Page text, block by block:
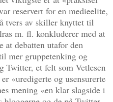
reservert for en medieelite,
tvers av skiller knyttet til
m. fl. konkluderer med at
at debatten utafor den
mer gruppetenking og
Twitter, et felt som Vetlesen
«uredigerte og usensurerte
mening «en klar slagside i